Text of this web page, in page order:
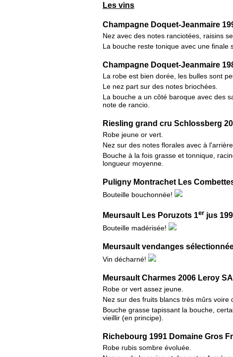
Les vins
Champagne Doquet-Jeanmaire
Nez avec des notes ranciotées, raisins
La bouche reste tonique avec une finale
Champagne Doquet-Jeanmaire
La robe est bien dorée, les bulles sont
Le nez part sur des notes briochées.
La bouche a un côté baroque avec des
note de rancio.
Riesling grand cru Schlossberg
Robe jeune or vert.
Nez sur des notes florales avec à
Bouche à la fois grasse et tonnique,
longueur moyenne.
Puligny Montrachet Les
Bouteille bouchonnée!
Meursault Les Poruzots 1er jus
Bouteille madérisée!
Meursault vendanges
Vin décharné!
Meursault Charmes 2006 Leroy SA
Robe or vert assez jeune.
Nez sur des fruits blancs très mûrs voire
Bouche grasse tapissant la bouche,
vieillir (en principe).
Richebourg 1991 Domaine Gros
Robe rubis sombre évoluée.